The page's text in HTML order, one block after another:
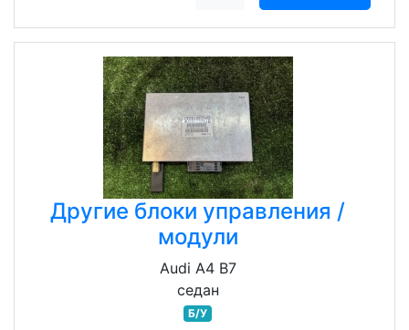
Другие блоки управления /
модули
Audi A4 B7
седан
Б/У